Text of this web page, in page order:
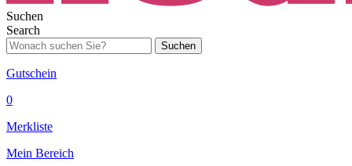
Suchen
Search
Suchen
Gutschein
0
Merkliste
Mein Bereich